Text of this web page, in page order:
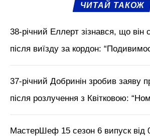
ЧИТАЙ ТАКОЖ
38-річний Еллерт зізнався, що він
після виїзду за кордон:
37-річний Добринін зробив заяву
після розлучення з Квітковою:
МастерШеф 15 сезон 6 випуск від